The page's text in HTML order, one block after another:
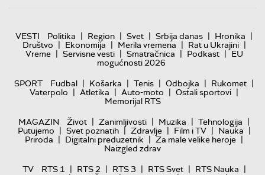
VESTI Politika | Region | Svet | Srbija danas | Hronika |
Društvo | Ekonomija | Merila vremena | Rat u Ukrajini |
Vreme | Servisne vesti | Smatračnica | Podkast | EU
mogućnosti 2026
SPORT
Fudbal | Košarka | Tenis | Odbojka | Rukomet |
Vaterpolo | Atletika | Auto-moto | Ostali sportovi |
Memorijal RTS
MAGAZIN
Život | Zanimljivosti | Muzika | Tehnologija |
Putujemo | Svet poznatih | Zdravlje | Film i TV | Nauka |
Priroda | Digitalni preduzetnik | Za male velike heroje |
Naizgled zdrav
TV
RTS 1 | RTS 2 | RTS 3 | RTS Svet | RTS Nauka |